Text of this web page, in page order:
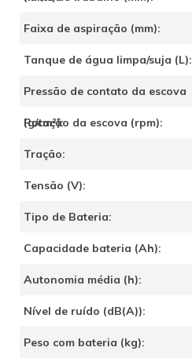
Faixa de aspiração (mm):
Tanque de água limpa/suja (L):
Pressão de contato da escova
(g/cm²):
Rotação da escova (rpm):
Tração:
Tensão (V):
Tipo de Bateria:
Capacidade bateria (Ah):
Autonomia média (h):
Nível de ruído (dB(A)):
Peso com bateria (kg):